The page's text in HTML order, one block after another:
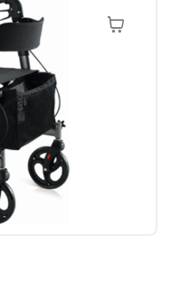
Čtěte Více